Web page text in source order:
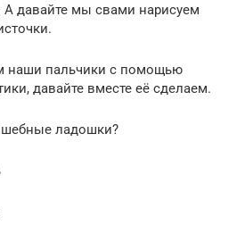
А давайте мы свами нарисуем
наши пальчики с помощью
давайте вместе её сделаем.
ладошки?